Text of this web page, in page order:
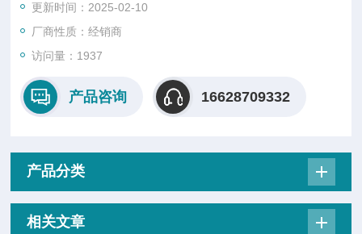
缩光栅,利用了优良的干涉图案化技术和优良的反应离子蚀刻技
术。提供优秀的能量/功率处理能力,并结合高效率,低波前失真性
能。
更新时间：2025-02-10
厂商性质：经销商
访问量：1937
产品咨询 16628709332
产品分类
相关文章